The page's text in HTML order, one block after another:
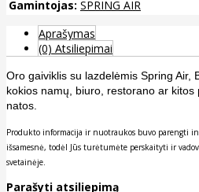
Gamintojas: SPRING AIR
Aprašymas
(0) Atsiliepimai
Oro gaiviklis su lazdelėmis Spring
kokios namų, biuro, restorano ar
natos.
Produkto informacija ir nuotraukos buvo parengti
išsamesnė, todėl Jūs turėtumėte perskaityti ir
svetainėje.
Parašyti atsiliepimą